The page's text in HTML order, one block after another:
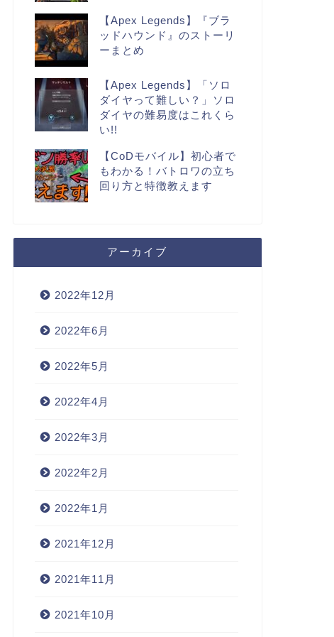
【Apex Legends】『ブラ
ッドハウンド』のストーリ
ーまとめ
【Apex Legends】「ソロ
ダイヤって難しい？」ソロ
ダイヤの難易度はこれくら
い!!
【CoDモバイル】初心者で
もわかる！バトロワの立ち
回り方と特徴教えます
アーカイブ
2022年12月
2022年6月
2022年5月
2022年4月
2022年3月
2022年2月
2022年1月
2021年12月
2021年11月
2021年10月